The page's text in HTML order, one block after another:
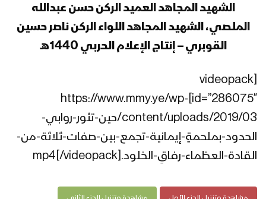
الشهيد المجاهد العميد الركن حسن عبدالله
الملصي، الشهيد المجاهد اللواء الركن ناصر حسين
القوبري – إنتاج الإعلام الحربي 1440هـ
[videopack
id=”286075″]https://www.mmy.ye/wp-
content/uploads/2019/03/حين-تثور-روابي-
الحدود-بملحمةٍ-إيمانية-تجمع-بين-صفات-ثلاثة-من-
القادة-العظماء-رفاقِ-الخلود.mp4[/videopack]